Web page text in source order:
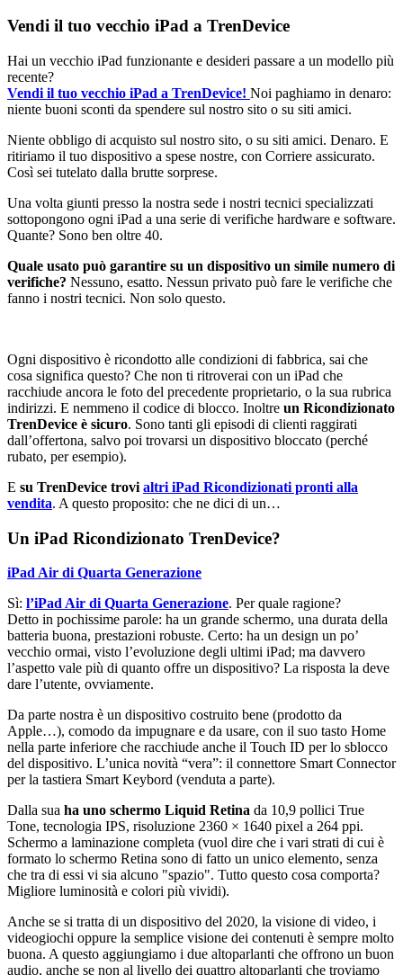
Vendi il tuo vecchio iPad a TrenDevice
Hai un vecchio iPad funzionante e desideri passare a un modello più
recente?
Vendi il tuo vecchio iPad a TrenDevice! Noi paghiamo in denaro:
niente buoni sconti da spendere sul nostro sito o su siti amici.
Niente obbligo di acquisto sul nostro sito, o su siti amici. Denaro. E
ritiriamo il tuo dispositivo a spese nostre, con Corriere assicurato.
Così sei tutelato dalla brutte sorprese.
Una volta giunti presso la nostra sede i nostri tecnici specializzati
sottopongono ogni iPad a una serie di verifiche hardware e software.
Quante? Sono ben oltre 40.
Quale usato può garantire su un dispositivo un simile numero di
verifiche? Nessuno, esatto. Nessun privato può fare le verifiche che
fanno i nostri tecnici. Non solo questo.
Ogni dispositivo è ricondotto alle condizioni di fabbrica, sai che
cosa significa questo? Che non ti ritroverai con un iPad che
racchiude ancora le foto del precedente proprietario, o la sua rubrica
indirizzi. E nemmeno il codice di blocco. Inoltre un Ricondizionato
TrenDevice è sicuro. Sono tanti gli episodi di clienti raggirati
dall’offertona, salvo poi trovarsi un dispositivo bloccato (perché
rubato, per esempio).
E su TrenDevice trovi altri iPad Ricondizionati pronti alla
vendita. A questo proposito: che ne dici di un…
Un iPad Ricondizionato TrenDevice?
iPad Air di Quarta Generazione
Sì: l’iPad Air di Quarta Generazione. Per quale ragione?
Detto in pochissime parole: ha un grande schermo, una durata della
batteria buona, prestazioni robuste. Certo: ha un design un po’
vecchio ormai, visto l’evoluzione degli ultimi iPad; ma davvero
l’aspetto vale più di quanto offre un dispositivo? La risposta la deve
dare l’utente, ovviamente.
Da parte nostra è un dispositivo costruito bene (prodotto da
Apple…), comodo da impugnare e da usare, con il suo tasto Home
nella parte inferiore che racchiude anche il Touch ID per lo sblocco
del dispositivo. L’unica novità “vera”: il connettore Smart Connector
per la tastiera Smart Keybord (venduta a parte).
Dalla sua ha uno schermo Liquid Retina da 10,9 pollici True
Tone, tecnologia IPS, risoluzione 2360 × 1640 pixel a 264 ppi.
Schermo a laminazione completa (vuol dire che i vari strati di cui è
formato lo schermo Retina sono di fatto un unico elemento, senza
che tra di essi vi sia alcuno "spazio". Tutto questo cosa comporta?
Migliore luminosità e colori più vividi).
Anche se si tratta di un dispositivo del 2020, la visione di video, i
videogiochi oppure la semplice visione dei contenuti è sempre molto
buona. A questo aggiungiamo i due altoparlanti che offrono un buon
audio, anche se non al livello dei quattro altoparlanti che troviamo